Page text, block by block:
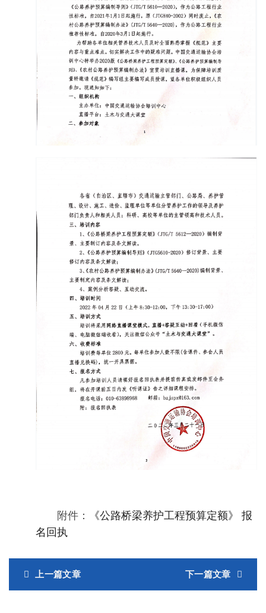
附件：
《公路桥梁养护工程预算定额》 报
名回执
上一篇文章 下一篇文章